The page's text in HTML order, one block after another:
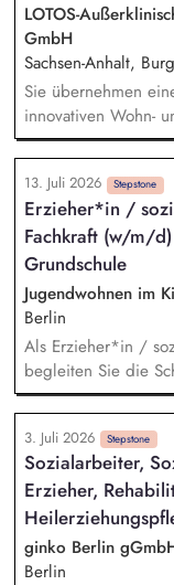
LOTOS-
GmbH
Sachsen-Anhalt, Burg
Sie übernehmen
innovativen Wohn-
Entwicklung,
in den Mittelpunkt
Leitung des
qualitativ
Bewohner:innen,
Personalführung,
pädagogischen und
Koordination der
SGB VIII, SGB IX
13. Juli 2026 Stepstone
Erzieher*in /
Fachkraft (w/m/
Grundschule
Jugendwohnen im
Berlin
Als Erzieher*in /
begleiten Sie die
an einem mit der
fördern das soziale
Gruppenalltag. Sie
Sie führen Eltern-
interdisziplinär mit
anderen
3. Juli 2026 Stepstone
Sozialarbeiter,
Erzieher,
ginko Berlin
Berlin